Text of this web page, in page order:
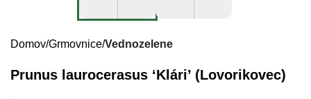
Domov Grmovnice Vednozelene
Prunus laurocerasus ‘Klári’ (Lovorikovec)